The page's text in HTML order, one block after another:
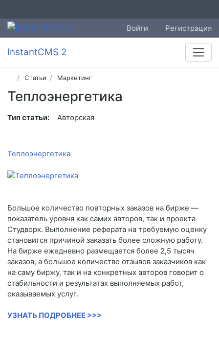
Войти Регистрация
InstantCMS 2
Статьи Маркетинг
Теплоэнергетика
Тип статьи: Авторская
Теплоэнергетика
Большое количество повторных заказов на бирже —
показатель уровня как самих авторов, так и проекта
Студворк. Выполнение реферата на требуемую оценку
становится причиной заказать более сложную работу.
На бирже ежедневно размещается более 2,5 тысяч
заказов, а большое количество отзывов заказчиков как
на саму биржу, так и на конкретных авторов говорит о
стабильности и результатах выполняемых работ,
оказываемых услуг.
УЗНАТЬ ПОДРОБНЕЕ >>>